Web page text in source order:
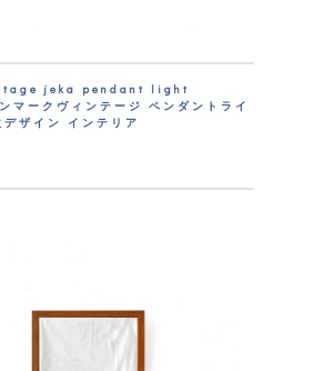
jeka pendant light
ークヴィンテージ ペンダントライ
デザイン インテリア